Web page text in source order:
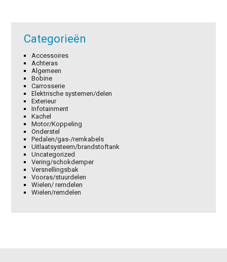
Categorieën
Accessoires
Achteras
Algemeen
Bobine
Carrosserie
Elektrische systemen/delen
Exterieur
Infotainment
Kachel
Motor/Koppeling
Onderstel
Pedalen/gas-/remkabels
Uitlaatsysteem/brandstoftank
Uncategorized
Vering/schokdemper
Versnellingsbak
Vooras/stuurdelen
Wielen/ remdelen
Wielen/remdelen